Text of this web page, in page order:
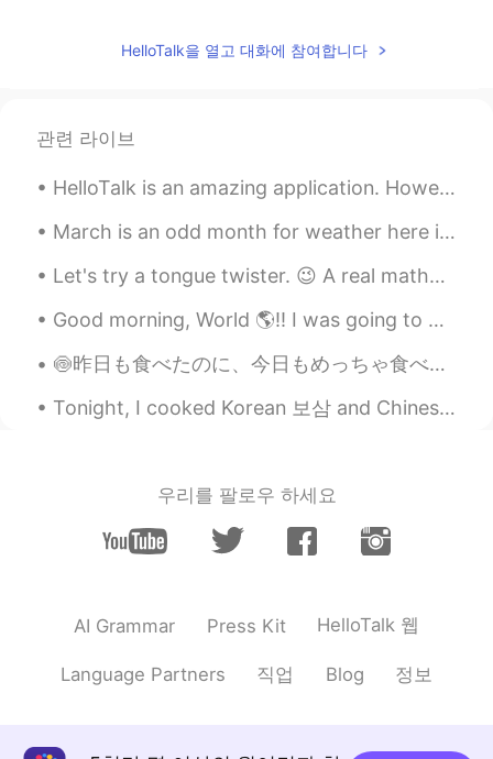
HelloTalk을 열고 대화에 참여합니다
관련 라이브
HelloTalk is an amazing application. However, I see many many people giving incorrect correction...
March is an odd month for weather here in Montreal. The main streets and sidewalks are clean, but...
Let's try a tongue twister. 😉 A real mathematician can mathematically mathematise mathematics in...
Good morning, World 🌎!! I was going to go to the gym this morning, but I decided to test my lun...
🍥昨日も食べたのに、今日もめっちゃ食べたくて、またラーメンを食べに行きました！最近、ラーメンが美味しすぎる！🍜 私はラーメン中毒かもしれない。😅 皆は1週間に何回ぐらいラーメンを食べていますか？...
Tonight, I cooked Korean 보삼 and Chinese pork ribs; gotta stay strong on this Keto diet lol 今夜、私...
우리를 팔로우 하세요
AI Grammar Press Kit HelloTalk 웹
Language Partners 직업 Blog 정보